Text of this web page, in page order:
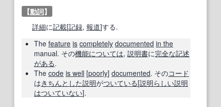
【動詞】
詳細に記載[記録, 報道]する.
The feature is completely documented in the
manual. その機能については, 説明書に完全な記述
がある.
The code is well [poorly] documented. そのコード
はきちんとした説明がついている[説明らしい説明
はついていない].